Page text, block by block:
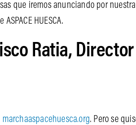
que iremos anunciando por
HUESCA.
Ratia,
marchaaspacehuesca.org. Pero se